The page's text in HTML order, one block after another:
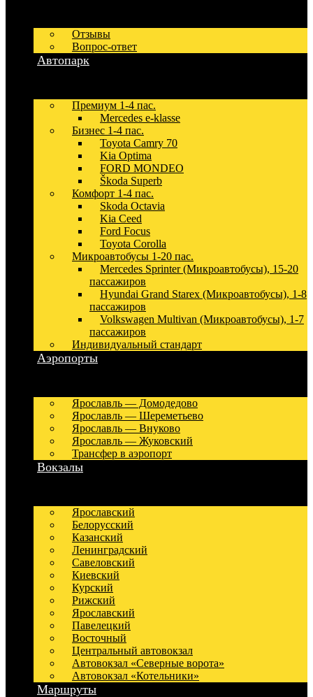
Отзывы
Вопрос-ответ
Автопарк
Премиум 1-4 пас.
Mercedes e-klasse
Бизнес 1-4 пас.
Toyota Camry 70
Kia Optima
FORD MONDEO
Škoda Superb
Комфорт 1-4 пас.
Skoda Octavia
Kia Ceed
Ford Focus
Toyota Corolla
Микроавтобусы 1-20 пас.
Mercedes Sprinter (Микроавтобусы), 15-20
пассажиров
Hyundai Grand Starex (Микроавтобусы), 1-8
пассажиров
Volkswagen Multivan (Микроавтобусы), 1-7
пассажиров
Индивидуальный стандарт
Аэропорты
Ярославль — Домодедово
Ярославль — Шереметьево
Ярославль — Внуково
Ярославль — Жуковский
Трансфер в аэропорт
Вокзалы
Ярославский
Белорусский
Казанский
Ленинградский
Савеловский
Киевский
Курский
Рижский
Ярославский
Павелецкий
Восточный
Центральный автовокзал
Автовокзал «Северные ворота»
Автовокзал «Котельники»
Маршруты